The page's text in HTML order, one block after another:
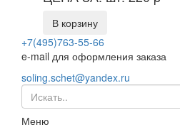
В корзину
+7(495)763-55-66
e-mail для оформления заказа
soling.schet@yandex.ru
Меню